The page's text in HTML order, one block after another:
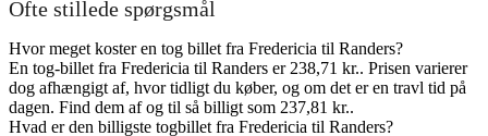
Ofte stillede spørgsmål
Hvor meget koster en tog billet fra Fredericia til Randers?
En tog-billet fra Fredericia til Randers er 238,71 kr.. Prisen varierer
dog afhængigt af, hvor tidligt du køber, og om det er en travl tid på
dagen. Find dem af og til så billigt som 237,81 kr..
Hvad er den billigste togbillet fra Fredericia til Randers?